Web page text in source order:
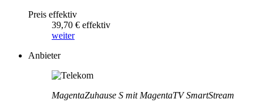
Preis effektiv
39,70 € effektiv
weiter
Anbieter
MagentaZuhause S mit MagentaTV SmartStream